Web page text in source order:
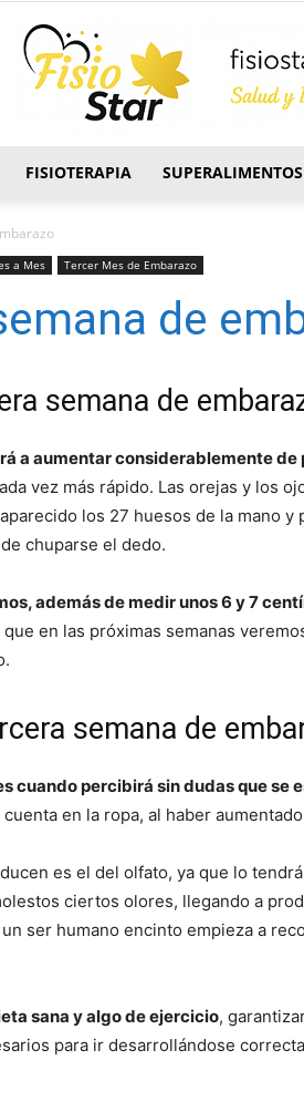
FISIOTERAPIA SUPERALIMENTOS
a Mes Tercer Mes de Embarazo
de
semana de
a aumentar considerablemente de
vez más rápido. Las orejas y los
los 27 huesos de la mano y
chuparse el dedo.
además de medir unos 6 y 7
en las próximas semanas
semana de
cuando percibirá sin dudas que se
en la ropa, al haber
es el del olfato, ya que lo
ciertos olores, llegando a
ser humano encinto empieza a
sana y algo de ejercicio,
para ir desarrollándose